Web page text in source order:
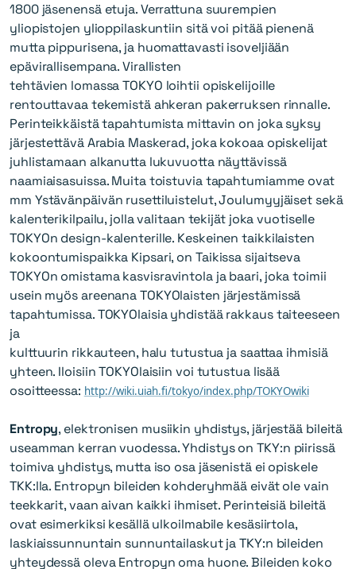
1800 jäsenensä etuja. Verrattuna suurempien
yliopistojen ylioppilaskuntiin sitä voi pitää pienenä
mutta pippurisena, ja huomattavasti isoveljiään
epävirallisempana. Virallisten
tehtävien lomassa TOKYO loihtii opiskelijoille
rentouttavaa tekemistä ahkeran pakerruksen rinnalle.
Perinteikkäistä tapahtumista mittavin on joka syksy
järjestettävä Arabia Maskerad, joka kokoaa opiskelijat
juhlistamaan alkanutta lukuvuotta näyttävissä
naamiaisasuissa. Muita toistuvia tapahtumiamme ovat
mm Ystävänpäivän rusettiluistelut, Joulumyyjäiset sekä
kalenterikilpailu, jolla valitaan tekijät joka vuotiselle
TOKYOn design-kalenterille. Keskeinen taikkilaisten
kokoontumispaikka Kipsari, on Taikissa sijaitseva
TOKYOn omistama kasvisravintola ja baari, joka toimii
usein myös areenana TOKYOlaisten järjestämissä
tapahtumissa. TOKYOlaisia yhdistää rakkaus taiteeseen
ja
kulttuurin rikkauteen, halu tutustua ja saattaa ihmisiä
yhteen. Iloisiin TOKYOlaisiin voi tutustua lisää
osoitteessa: http://wiki.uiah.fi/tokyo/index.php/TOKYOwiki
Entropy, elektronisen musiikin yhdistys, järjestää bileitä
useamman kerran vuodessa. Yhdistys on TKY:n piirissä
toimiva yhdistys, mutta iso osa jäsenistä ei opiskele
TKK:lla. Entropyn bileiden kohderyhmää eivät ole vain
teekkarit, vaan aivan kaikki ihmiset. Perinteisiä bileitä
ovat esimerkiksi kesällä ulkoilmabile kesäsiirtola,
laskiaissunnuntain sunnuntailaskut ja TKY:n bileiden
yhteydessä oleva Entropyn oma huone. Bileiden koko